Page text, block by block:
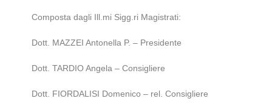
Composta dagli Ill.mi Sigg.ri Magistrati:
Dott. MAZZEI Antonella P. – Presidente
Dott. TARDIO Angela – Consigliere
Dott. FIORDALISI Domenico – rel. Consigliere